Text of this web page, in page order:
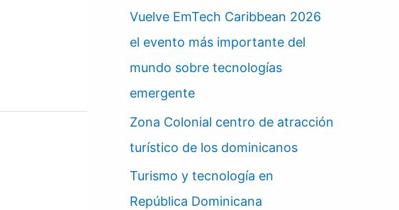
Vuelve EmTech Caribbean 2026
el evento más importante del
mundo sobre tecnologías
emergente
Zona Colonial centro de atracción
turístico de los dominicanos
Turismo y tecnología en
República Dominicana